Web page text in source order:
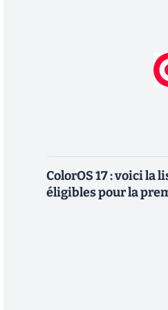
ColorOS 17 : voici la
éligibles pour la